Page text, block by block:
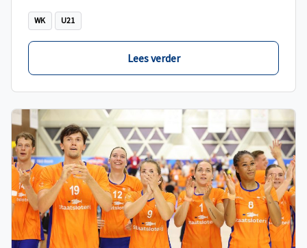
WK U21
Lees verder